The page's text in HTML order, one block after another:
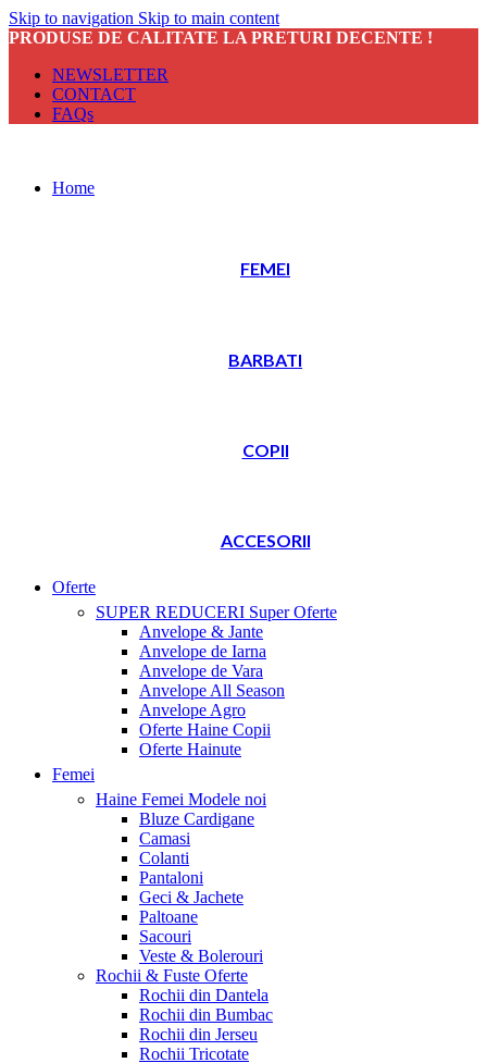
Skip to navigation Skip to main content
PRODUSE DE CALITATE LA PRETURI DECENTE !
NEWSLETTER
CONTACT
FAQs
Home
FEMEI
BARBATI
COPII
ACCESORII
Oferte
SUPER REDUCERI Super Oferte
Anvelope & Jante
Anvelope de Iarna
Anvelope de Vara
Anvelope All Season
Anvelope Agro
Oferte Haine Copii
Oferte Hainute
Femei
Haine Femei Modele noi
Bluze Cardigane
Camasi
Colanti
Pantaloni
Geci & Jachete
Paltoane
Sacouri
Veste & Bolerouri
Rochii & Fuste Oferte
Rochii din Dantela
Rochii din Bumbac
Rochii din Jerseu
Rochii Tricotate